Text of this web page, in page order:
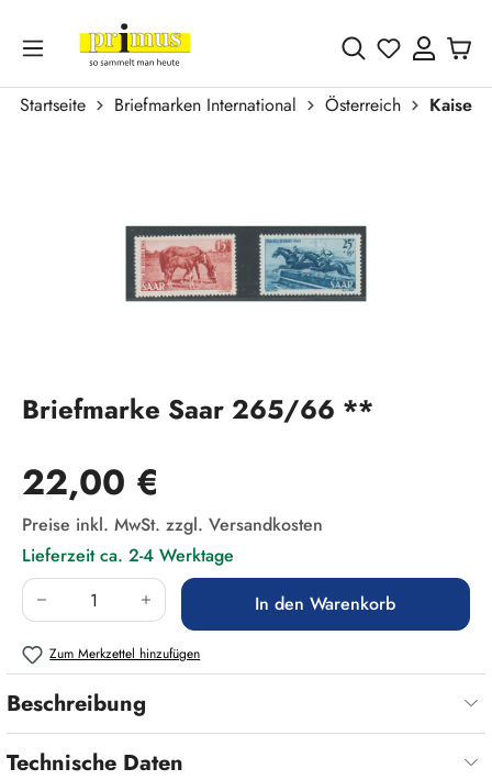
Zum Hauptinhalt springen
Du hast 0
Startseite Briefmarken International Österreich
Briefmarke Saar 265/66 **
Regulärer Preis:
22,00 €
Preise inkl. MwSt. zzgl. Versandkosten
Lieferzeit ca. 2-4 Werktage
Produkt Anzahl: Gib den gewünschten Wert
In den Warenkorb
Zum Merkzettel hinzufügen
Beschreibung
Technische Daten